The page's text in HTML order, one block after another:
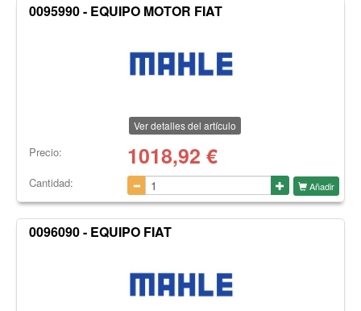
0095990 - EQUIPO MOTOR FIAT
Ver detalles del artículo
Precio: 1018,92 €
Cantidad: Añadir
0096090 - EQUIPO FIAT